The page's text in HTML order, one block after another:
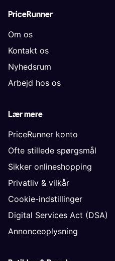
PriceRunner
Om os
Kontakt os
Nyhedsrum
Arbejd hos os
Lær mere
PriceRunner konto
Ofte stillede spørgsmål
Sikker onlineshopping
Privatliv & vilkår
Cookie-indstillinger
Digital Services Act (DSA)
Annonceoplysning